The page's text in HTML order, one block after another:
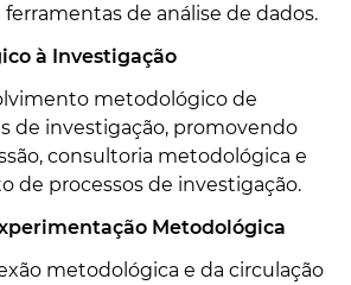
de análise de dados.
à Investigação
metodológico de
de investigação, promovendo
consultoria metodológica e
de processos de investigação.
Metodológica
metodológica e da circulação